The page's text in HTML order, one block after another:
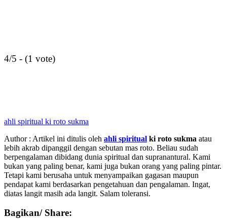
4/5 - (1 vote)
ahli spiritual ki roto sukma
Author : Artikel ini ditulis oleh ahli spiritual ki roto sukma atau
lebih akrab dipanggil dengan sebutan mas roto. Beliau sudah
berpengalaman dibidang dunia spiritual dan supranantural. Kami
bukan yang paling benar, kami juga bukan orang yang paling pintar.
Tetapi kami berusaha untuk menyampaikan gagasan maupun
pendapat kami berdasarkan pengetahuan dan pengalaman. Ingat,
diatas langit masih ada langit. Salam toleransi.
Bagikan/ Share: